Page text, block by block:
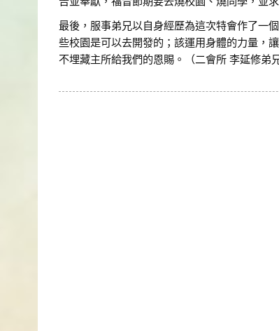
最後，服事弟兄以自身經歷為這次特會作了一
些校園是可以去開發的；該運用身體的力量，
不埋藏主所給我們的恩賜。（二會所 李延修弟兄